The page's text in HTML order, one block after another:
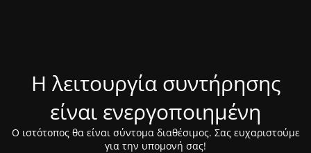
Η λειτουργία συντήρησης
είναι ενεργοποιημένη
Ο ιστότοπος θα είναι σύντομα διαθέσιμος. Σας ευχαριστούμε
για την υπομονή σας!